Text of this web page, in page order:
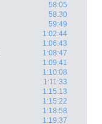
58:05
58:30
59:49
1:02:44
1:06:43
1:08:47
1:09:41
1:10:08
1:11:33
1:15:13
1:15:22
1:18:58
1:19:37